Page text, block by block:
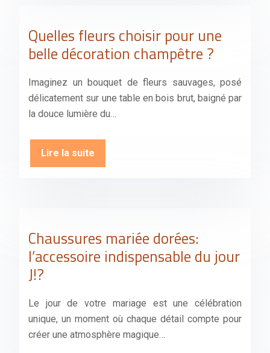
Quelles fleurs choisir pour une
belle décoration champêtre ?
Imaginez un bouquet de fleurs sauvages, posé
délicatement sur une table en bois brut, baigné par
la douce lumière du…
Lire la suite
Chaussures mariée dorées:
l’accessoire indispensable du jour
J!?
Le jour de votre mariage est une célébration
unique, un moment où chaque détail compte pour
créer une atmosphère magique…